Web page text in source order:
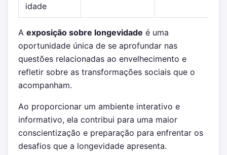
idade
A exposição sobre longevidade é uma
oportunidade única de se aprofundar nas
questões relacionadas ao envelhecimento e
refletir sobre as transformações sociais que o
acompanham.
Ao proporcionar um ambiente interativo e
informativo, ela contribui para uma maior
conscientização e preparação para enfrentar os
desafios que a longevidade apresenta.